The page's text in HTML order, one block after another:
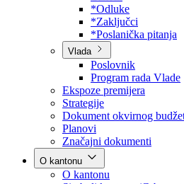
Program rada
Budžet 2026
Zakoni
*Odluke
*Zaključci
*Poslanička pitanja
Vlada
Poslovnik
Program rada Vlade
Ekspoze premijera
Strategije
Dokument okvirnog
Planovi
Značajni dokumenti